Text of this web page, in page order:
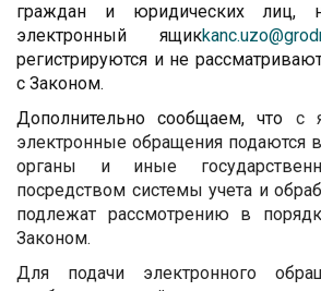
граждан и юридических лиц,
электронный ящик
регистрируются и не
с Законом.
Дополнительно сообщаем, что с
электронные обращения подаются
органы и иные
посредством системы учета и
подлежат рассмотрению в
Законом.
Для подачи электронного